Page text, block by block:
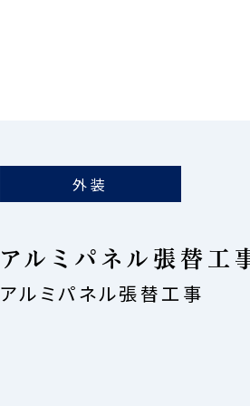
外装
アルミパネル張替工
アルミパネル張替工事